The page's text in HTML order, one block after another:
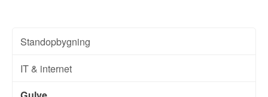
Standopbygning
IT & internet